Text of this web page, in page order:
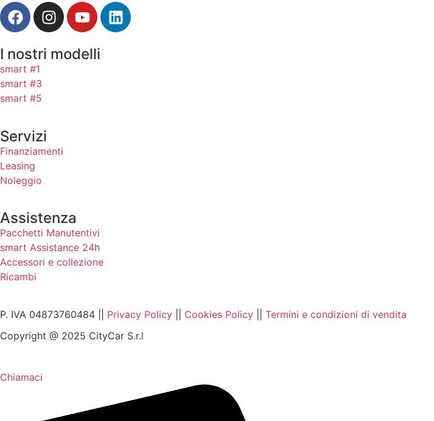
I nostri modelli
smart #1
smart #3
smart #5
Servizi
Finanziamenti
Leasing
Noleggio
Assistenza
Pacchetti Manutentivi
smart Assistance 24h
Accessori e collezione
Ricambi
P. IVA 04873760484 || Privacy Policy Cookies Policy
Termini e condizioni di vendita
Copyright @ 2025 CityCar S.r.l
Chiamaci